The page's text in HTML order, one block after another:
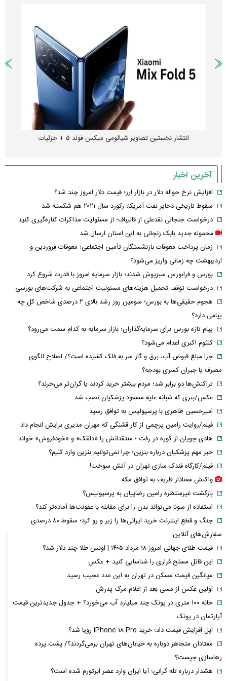
انتشار نخستین تصاویر شیائومی میکس فولد ۵ + جزئیات
آخرین اخبار
افزایش نرخ حواله دلار در بازار ارز؛ قیمت دلار امروز چند شد؟
سقوط تاریخی ذخایر نفت آمریکا؛ رکورد سال ۲۰۲۱ هم شکسته شد
درخواست جنجالی نقدعلی از قالیباف؛ از مسئولیت مذاکرات کناره‌گیری کنید
محموله جدید بابک زنجانی به این استان ارسال شد
زمان پرداخت معوقات بازنشستگان تأمین اجتماعی؛ معوقات فروردین و
اردیبهشت چه زمانی واریز می‌شود؟
بورس و فرابورس سبزپوش شدند؛ بازار سرمایه امروز با قدرت شروع کرد
درخواست توقف تحمیل هزینه‌های مسئولیت اجتماعی به شرکت‌های بورسی
هجوم حقیقی‌ها به بورس؛ سومین روز رشد بالای ۲ درصدی شاخص کل چه
پیامی دارد؟
پیام تازه بورس برای سرمایه‌گذاران؛ بازار سرمایه به کدام سمت می‌رود؟
کلثوم اکبری اعدام می‌شود؟
چرا مبلغ قبوض آب، برق و گاز سر به فلک کشیده است؟/ اصلاح الگوی
مصرف یا جبران کسری بودجه؟
تراکنش‌ها دو برابر شد؛ مردم بیشتر خرید کردند یا گران‌تر می‌خرند؟
عکس/بنری که شبانه علیه مسعود پزشکیان نصب شد
امیرحسین طاهری با پرسپولیس به توافق رسید
فیلم/روایت رامین پرچمی از کار قشنگی که مهران مدیری برایش انجام داد
هادی چوپان از کوره در رفت ؛ منتقدانش را «دلقک» و «خودفروش» خواند
خبر مهم پزشکیان درباره بنزین؛ چرا نمی‌توانیم بنزین وارد کنیم؟
فیلم/کارگاه فندک سازی تهران در آتش سوخت!
واکنش معنادار ظریف به توافق مکه
بازگشت غیرمنتظره رامین رضاییان به پرسپولیس؟
استفاده از سونا می‌تواند بدن را برای مقابله با عفونت‌ها آماده‌تر کند؟
جنگ و قطع اینترنت خرید ایرانی‌ها را زیر و رو کرد؛ سقوط ۸۰ درصدی
سفارش‌های آنلاین
قیمت طلای جهانی امروز ۱۸ مرداد ۱۴۰۵ | اونس طلا چند دلار شد؟
این قاتل مسلح فراری را شناسایی کنید + عکس
میانگین قیمت مسکن در تهران به این عدد عجیب رسید
اولین عکس از مسی بعد از اعلام مرگ پدرش
خانه ۱۰۰ متری در پونک چند میلیارد آب می‌خورد؟ + جدول جدیدترین قیمت
آپارتمان در پونک
اپل افزایش قیمت داد؛ خرید iPhone ۱۸ Pro رویا شد؟
معتادان متجاهر دوباره به خیابان‌های تهران برمی‌گردند؟/ پشت پرده
رهاسازی چیست؟
هشدار درباره تله گرانی؛ آیا ایران وارد عصر ابرتورم شده است؟